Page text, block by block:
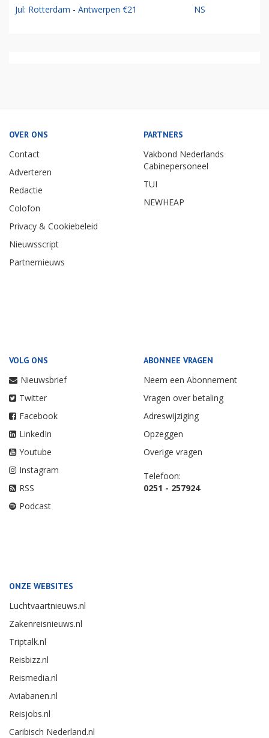
Jul: Rotterdam - Antwerpen €21 NS
OVER ONS
Contact
Adverteren
Redactie
Colofon
Privacy & Cookiebeleid
Nieuwsscript
Partnernieuws
PARTNERS
Vakbond Nederlands
Cabinepersoneel
TUI
NEWHEAP
VOLG ONS
Nieuwsbrief
Twitter
Facebook
LinkedIn
Youtube
Instagram
RSS
Podcast
ABONNEE VRAGEN
Neem een Abonnement
Vragen over betaling
Adreswijziging
Opzeggen
Overige vragen
Telefoon:
0251 - 257924
ONZE WEBSITES
Luchtvaartnieuws.nl
Zakenreisnieuws.nl
Triptalk.nl
Reisbizz.nl
Reismedia.nl
Aviabanen.nl
Reisjobs.nl
Caribisch Nederland.nl